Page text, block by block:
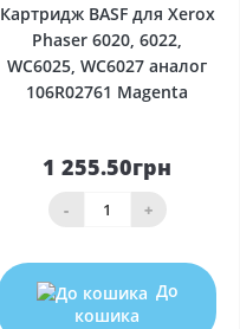
Картридж BASF для Xerox
Phaser 6020, 6022,
WC6025, WC6027 аналог
106R02761 Magenta
1 255.50грн
- +
До
кошика